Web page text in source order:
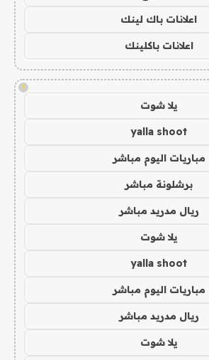
اعلانات باك لينك
اعلانات باكلينك
!
يلا شوت
yalla shoot
مباريات اليوم مباشر
برشلونة مباشر
ريال مدريد مباشر
يلا شوت
yalla shoot
مباريات اليوم مباشر
ريال مدريد مباشر
يلا شوت